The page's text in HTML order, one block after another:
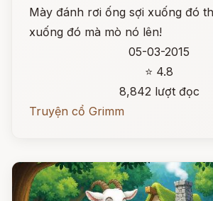
Mày đánh rơi ống sợi xuống đó
xuống đó mà mò nó lên!
05-03-2015
⭐ 4.8
8,842 lượt đọc
Truyện cổ Grimm